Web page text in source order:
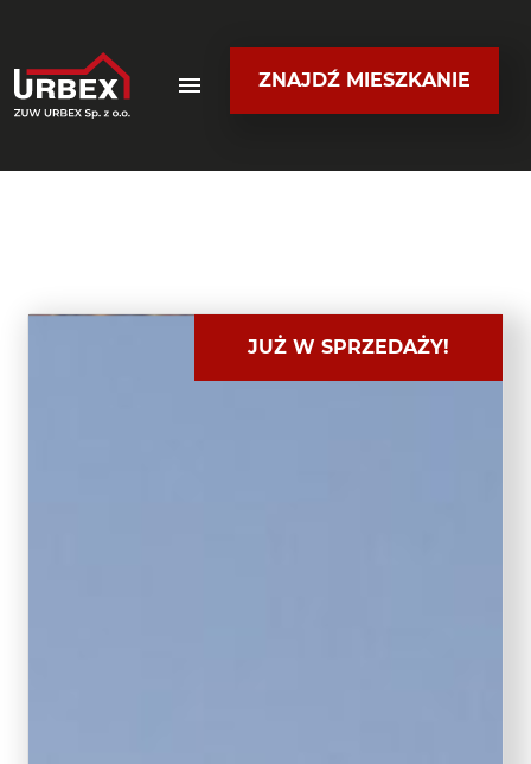
ZNAJDŹ MIESZKANIE
JUŻ W SPRZEDAŻY!